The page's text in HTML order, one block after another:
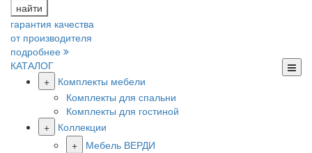
найти
гарантия качества
от производителя
подробнее
КАТАЛОГ
+
Комплекты мебели
Комплекты для спальни
Комплекты для гостиной
+
Коллекции
+
Мебель ВЕРДИ